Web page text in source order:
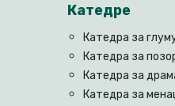
Катедре
Катедра за
Катедра за
Катедра за
Катедра за